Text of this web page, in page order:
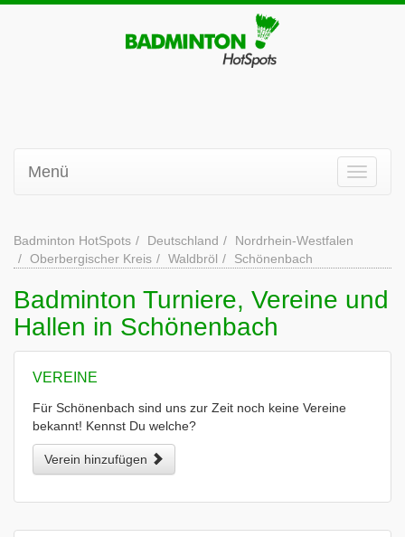
Menü
Badminton HotSpots Deutschland
Nordrhein-Westfalen
Oberbergischer Kreis
Waldbröl Schönenbach
Badminton Turniere, Vereine und
Hallen in Schönenbach
VEREINE
Für Schönenbach sind uns zur Zeit noch keine Vereine
bekannt! Kennst Du welche?
Verein hinzufügen